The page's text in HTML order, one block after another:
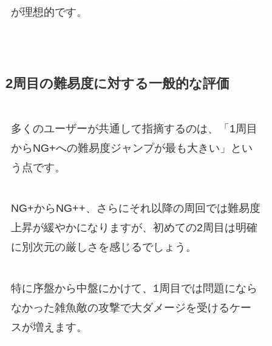
が理想的です。
2周目の難易度に対する一般的な評価
多くのユーザーが共通して指摘するのは、「1周目
からNG+への難易度ジャンプが最も大きい」とい
う点です。
NG+からNG++、さらにそれ以降の周回では難易度
上昇が緩やかになりますが、初めての2周目は明確
に別次元の厳しさを感じるでしょう。
特に序盤から中盤にかけて、1周目では問題になら
なかった雑魚敵の攻撃で大ダメージを受けるケー
スが増えます。